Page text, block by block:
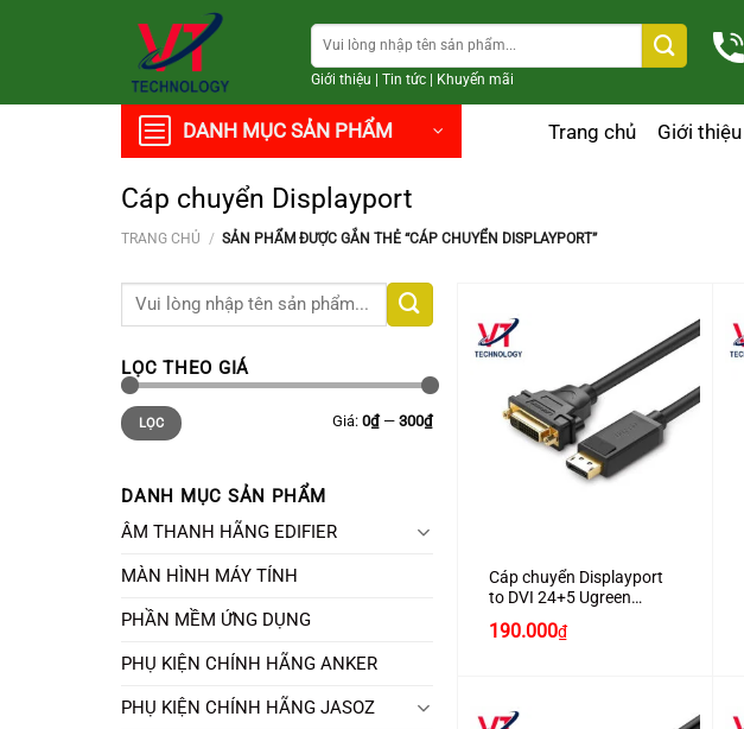
Tìm
kiếm:
Giới thiệu Tin tức| Khuyến mãi
DANH MỤC SẢN PHẨM Trang chủ Giới thiệu
Cáp chuyển Displayport
TRANG CHỦ / SẢN PHẨM ĐƯỢC GẮN THẺ “CÁP CHUYỂN DISPLAYPORT”
Tìm
LỌC THEO GIÁ
Giá
thấp
nhất
Giá
cao
nhất
LỌC Giá: 0₫— 300₫
DANH MỤC SẢN PHẨM
ÂM THANH HÃNG EDIFIER
MÀN HÌNH MÁY TÍNH
PHẦN MỀM ỨNG DỤNG
PHỤ KIỆN CHÍNH HÃNG ANKER
PHỤ KIỆN CHÍNH HÃNG JASOZ
Cáp chuyển Displayport
to DVI 24+5 Ugreen
190.000₫